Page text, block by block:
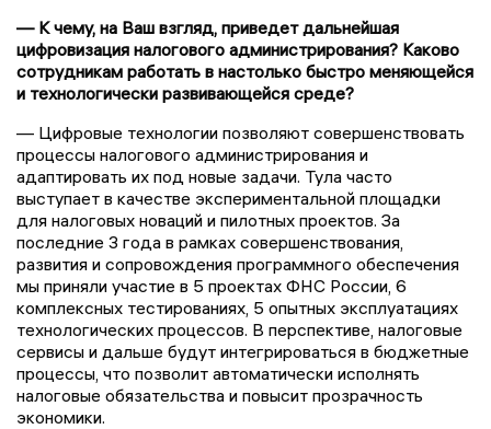
— К чему, на Ваш взгляд, приведет дальнейшая
цифровизация налогового администрирования? Каково
сотрудникам работать в настолько быстро меняющейся
и технологически развивающейся среде?
— Цифровые технологии позволяют совершенствовать
процессы налогового администрирования и
адаптировать их под новые задачи. Тула часто
выступает в качестве экспериментальной площадки
для налоговых новаций и пилотных проектов. За
последние 3 года в рамках совершенствования,
развития и сопровождения программного обеспечения
мы приняли участие в 5 проектах ФНС России, 6
комплексных тестированиях, 5 опытных эксплуатациях
технологических процессов. В перспективе, налоговые
сервисы и дальше будут интегрироваться в бюджетные
процессы, что позволит автоматически исполнять
налоговые обязательства и повысит прозрачность
экономики.